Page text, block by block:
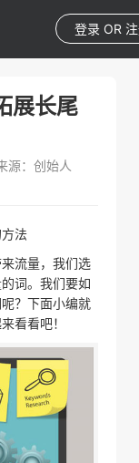
登录 OR
展长尾
源：创始人
法
流量，我们选
词。我们要如
？下面小编就
看看吧！